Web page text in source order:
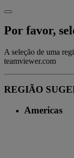
Por favor,
A seleção de uma
teamviewer.com
REGIÃO
Americas